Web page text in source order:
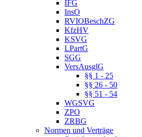
IFG
InsO
RVIOBeschZG
KfzHV
KSVG
LPartG
SGG
VersAusglG
§§ 1 - 25
§§ 26 - 50
§§ 51 - 54
WGSVG
ZPO
ZRBG
Normen und Verträge